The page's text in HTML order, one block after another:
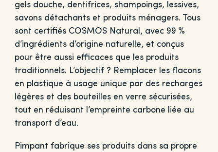
gels douche, dentifrices, shampoings, lessives,
savons détachants et produits ménagers. Tous
sont certifiés COSMOS Natural, avec 99 %
d’ingrédients d’origine naturelle, et conçus
pour être aussi efficaces que les produits
traditionnels. L’objectif ? Remplacer les flacons
en plastique à usage unique par des recharges
légères et des bouteilles en verre sécurisées,
tout en réduisant l’empreinte carbone liée au
transport d’eau.
Pimpant fabrique ses produits dans sa propre